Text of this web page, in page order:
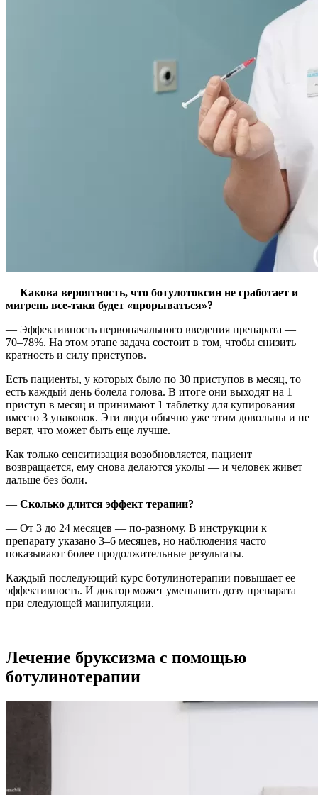
— Какова вероятность, что ботулотоксин не сработает и
мигрень все-таки будет «прорываться»?
— Эффективность первоначального введения препарата —
70–78%. На этом этапе задача состоит в том, чтобы снизить
кратность и силу приступов.
Есть пациенты, у которых было по 30 приступов в месяц, то
есть каждый день болела голова. В итоге они выходят на 1
приступ в месяц и принимают 1 таблетку для купирования
вместо 3 упаковок. Эти люди обычно уже этим довольны и не
верят, что может быть еще лучше.
Как только сенситизация возобновляется, пациент
возвращается, ему снова делаются уколы — и человек живет
дальше без боли.
— Сколько длится эффект терапии?
— От 3 до 24 месяцев — по-разному. В инструкции к
препарату указано 3–6 месяцев, но наблюдения часто
показывают более продолжительные результаты.
Каждый последующий курс ботулинотерапии повышает ее
эффективность. И доктор может уменьшить дозу препарата
при следующей манипуляции.
Лечение бруксизма с помощью
ботулинотерапии